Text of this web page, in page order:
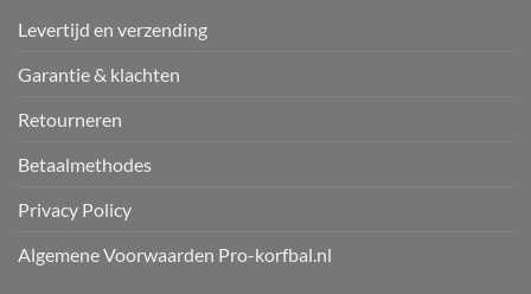
Levertijd en verzending
Garantie & klachten
Retourneren
Betaalmethodes
Privacy Policy
Algemene Voorwaarden Pro-korfbal.nl